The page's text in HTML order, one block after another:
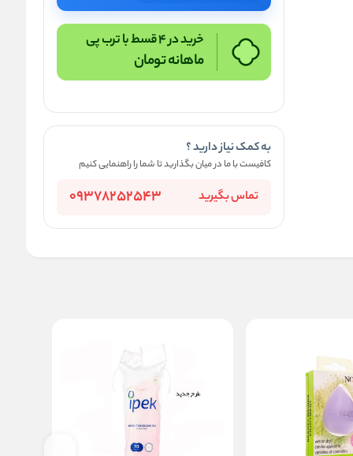
خرید در 4 قسط با ترب پی
ماهانهتومان
به کمک نیاز دارید ؟
کافیست با ما در میان بگذارید تا شما را راهنمایی کنیم
تماس بگیرید 09378252543